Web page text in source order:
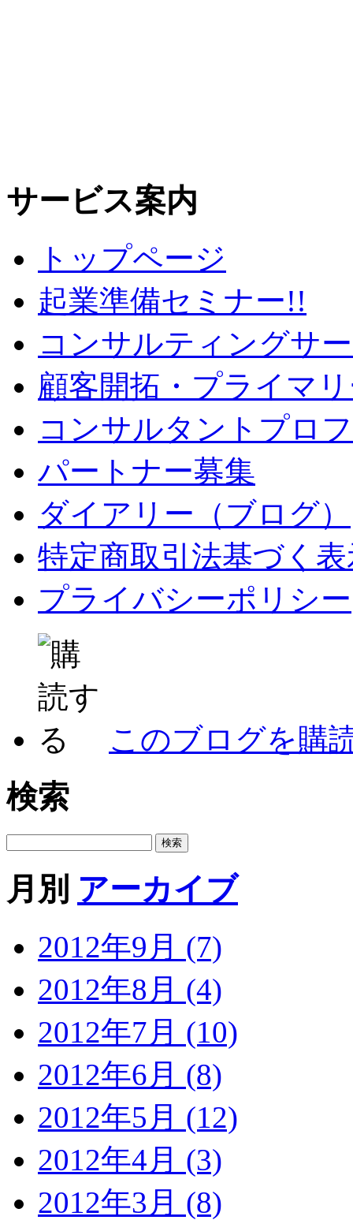
サービス案内
トップページ
起業準備セミナー!!
コンサルティングサ
顧客開拓・プライマ
コンサルタントプロ
パートナー募集
ダイアリー（ブログ）
特定商取引法基づく
プライバシーポリシー
このブログを購
検索
月別 アーカイブ
2012年9月 (7)
2012年8月 (4)
2012年7月 (10)
2012年6月 (8)
2012年5月 (12)
2012年4月 (3)
2012年3月 (8)